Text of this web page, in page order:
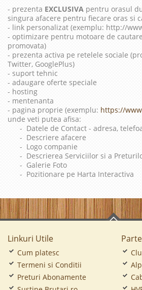
- prezenta EXCLUSIVA pentru orasul
singura afacere pentru fiecare oras si
- link personalizat (exemplu: http://
- optimizare pentru motoare de
promovata)
- prezenta activa pe retelele sociale
Twitter, GooglePlus)
- suport tehnic
- adaugare oferte speciale
- hosting
- mentenanta
- pagina proprie (exemplu: https://
unde veti putea afisa:
- Datele de Contact - adresa,
- Descriere afacere
- Logo companie
- Descrierea Serviciilor si a
- Galerie Foto
- Pozitionare pe Harta Interactiva
Linkuri Utile
Cum platesc
Termeni si Conditii
Preturi Abonamente